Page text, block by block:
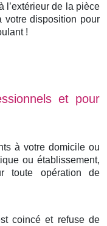
l’extérieur de la pièce
votre disposition pour
!
et pour
à votre domicile ou
ou établissement,
toute opération de
coincé et refuse de